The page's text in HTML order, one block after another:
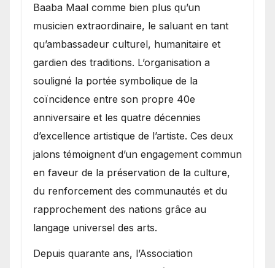
Baaba Maal comme bien plus qu’un
musicien extraordinaire, le saluant en tant
qu’ambassadeur culturel, humanitaire et
gardien des traditions. L’organisation a
souligné la portée symbolique de la
coïncidence entre son propre 40e
anniversaire et les quatre décennies
d’excellence artistique de l’artiste. Ces deux
jalons témoignent d’un engagement commun
en faveur de la préservation de la culture,
du renforcement des communautés et du
rapprochement des nations grâce au
langage universel des arts.
​Depuis quarante ans, l’Association